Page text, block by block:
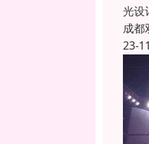
光设
成都
23-